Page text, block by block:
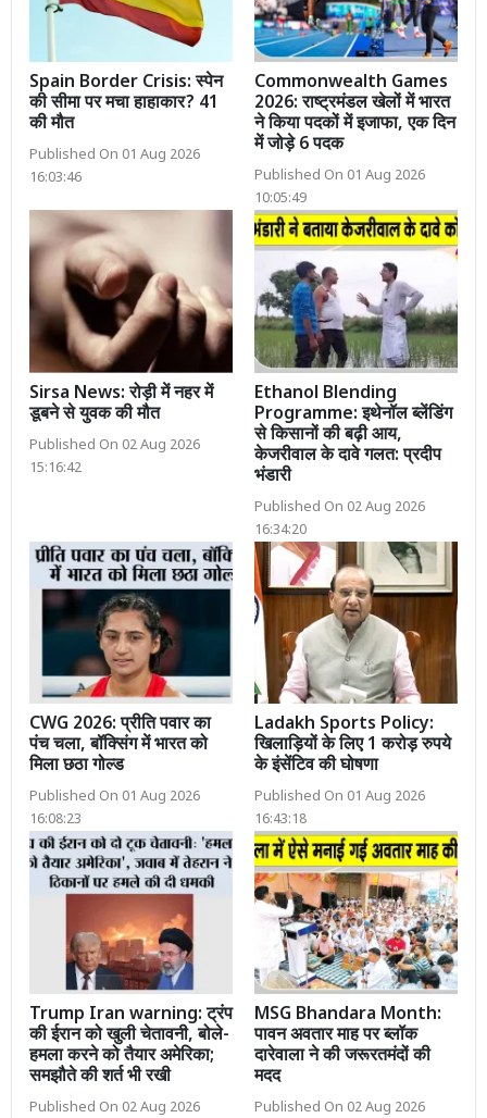
Spain Border Crisis: स्पेन
की सीमा पर मचा हाहाकार? 41
की मौत
Published On 01 Aug 2026
16:03:46
Commonwealth Games
2026: राष्ट्रमंडल खेलों में भारत
ने किया पदकों में इजाफा, एक दिन
में जोड़े 6 पदक
Published On 01 Aug 2026
10:05:49
Sirsa News: रोड़ी में नहर में
डूबने से युवक की मौत
Published On 02 Aug 2026
15:16:42
Ethanol Blending
Programme: इथेनॉल ब्लेंडिंग
से किसानों की बढ़ी आय,
केजरीवाल के दावे गलत: प्रदीप
भंडारी
Published On 02 Aug 2026
16:34:20
CWG 2026: प्रीति पवार का
पंच चला, बॉक्सिंग में भारत को
मिला छठा गोल्ड
Published On 01 Aug 2026
16:08:23
Ladakh Sports Policy:
खिलाड़ियों के लिए 1 करोड़ रुपये
के इंसेंटिव की घोषणा
Published On 01 Aug 2026
16:43:18
Trump Iran warning: ट्रंप
की ईरान को खुली चेतावनी, बोले-
हमला करने को तैयार अमेरिका;
समझौते की शर्त भी रखी
Published On 02 Aug 2026
MSG Bhandara Month:
पावन अवतार माह पर ब्लॉक
दारेवाला ने की जरूरतमंदों की
मदद
Published On 02 Aug 2026